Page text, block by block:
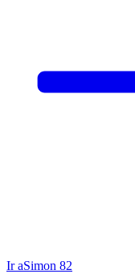
Ir aSimon 82